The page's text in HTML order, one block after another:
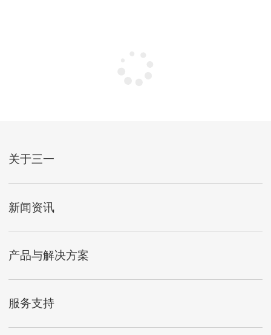
关于三一
新闻资讯
产品与解决方案
服务支持